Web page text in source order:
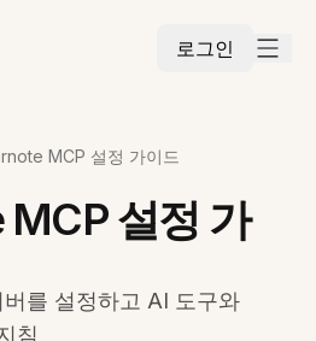
로그인
MCP 설정 가이드
설정 가
를 설정하고 AI 도구와
침